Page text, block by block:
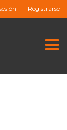
Registrarse